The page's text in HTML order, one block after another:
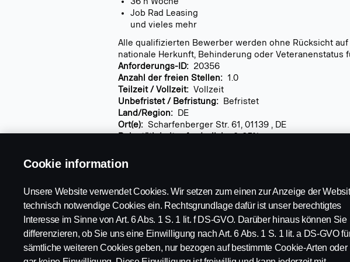
Job Rad Leasing
und vieles mehr
Alle qualifizierten Bewerber werden ohne Rücksicht
nationale Herkunft, Behinderung oder Veteranenstatus
Anforderungs-ID: 20356
Anzahl der freien Stellen: 1.0
Teilzeit / Vollzeit: Vollzeit
Unbefristet / Befristung: Befristet
Land/Region: DE
Ort(e): Scharfenberger Str. 61, 01139 , DE
Reisetätigkeit erforderlich:0-25%
Ähnliche Stellen suchen:
斯堪尼亚,
Jobs bei Scania, Jobs at Scania., Jobs at Scania,
Cookie information
Unsere Website verwendet Cookies. Wir setzen zum einen zur Anzeige der
technisch notwendige Cookies ein. Rechtsgrundlage dafür ist unser berechtigtes
Interesse im Sinne von Art. 6 Abs. 1 S. 1 lit. f DS-GVO. Darüber hinaus können Sie
differenzieren, ob Sie uns eine Einwilligung nach Art. 6 Abs. 1 S. 1 lit. a DS-GVO
sämtliche weiteren Cookies geben, nur bezogen auf bestimmte Cookie-Arten oder